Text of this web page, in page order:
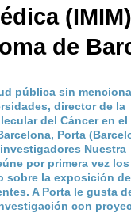
de
pública sin
director de la
del Cáncer en el
Porta
Nuestra
por primera vez los
sobre la exposición
A Porta le gusta
con